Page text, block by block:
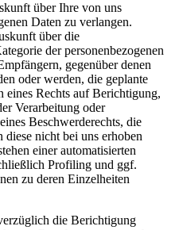
über Ihre von uns
Daten zu verlangen.
über die
der personenbezogenen
gegenüber denen
oder werden, die geplante
eines Rechts auf Berichtigung,
Verarbeitung oder
Beschwerderechts, die
nicht bei uns erhoben
einer automatisierten
Profiling und ggf.
zu deren Einzelheiten
die Berichtigung